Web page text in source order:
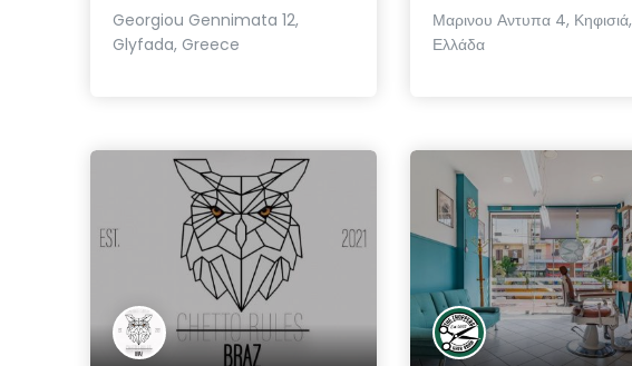
Georgiou Gennimata 12,
Glyfada, Greece
Μαρινου Αντυπα 4, Κηφισιά,
Ελλάδα